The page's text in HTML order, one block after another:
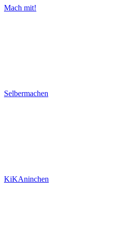
Mach mit!
Selbermachen
KiKAninchen